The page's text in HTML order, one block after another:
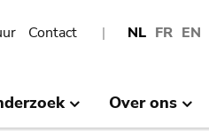
NL FR EN
Contact
Over ons